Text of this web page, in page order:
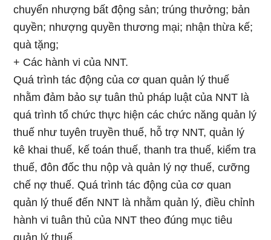
chuyển nhượng bất động sản; trúng thưởng; bản
quyền; nhượng quyền thương mại; nhận thừa kế;
quà tặng;
+ Các hành vi của NNT.
Quá trình tác động của cơ quan quản lý thuế
nhằm đảm bảo sự tuân thủ pháp luật của NNT là
quá trình tổ chức thực hiện các chức năng quản lý
thuế như tuyên truyền thuế, hỗ trợ NNT, quản lý
kê khai thuế, kế toán thuế, thanh tra thuế, kiểm tra
thuế, đôn đốc thu nộp và quản lý nợ thuế, cưỡng
chế nợ thuế. Quá trình tác động của cơ quan
quản lý thuế đến NNT là nhằm quản lý, điều chỉnh
hành vi tuân thủ của NNT theo đúng mục tiêu
quản lý thuế.